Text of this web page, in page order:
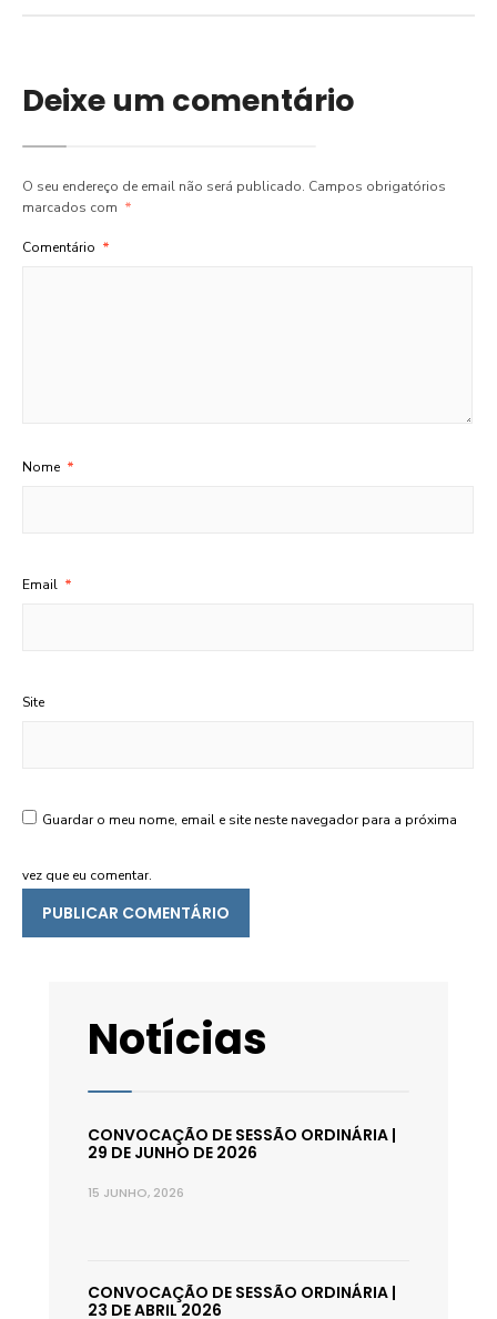
Deixe um comentário
O seu endereço de email não será publicado. Campos obrigatórios
marcados com *
Comentário *
Nome *
Email *
Site
Guardar o meu nome, email e site neste navegador para a próxima
vez que eu comentar.
Notícias
CONVOCAÇÃO DE SESSÃO ORDINÁRIA |
29 DE JUNHO DE 2026
15 JUNHO, 2026
CONVOCAÇÃO DE SESSÃO ORDINÁRIA |
23 DE ABRIL 2026